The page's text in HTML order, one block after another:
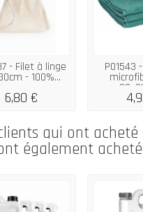
- Filet à linge
- 100%...
6,80 €
P01543
qui ont
également